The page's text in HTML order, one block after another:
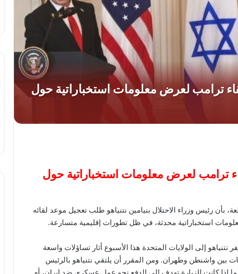
ترامب لعرض معلومات استخباراتية حول
بأن رئيس وزراء الاحتلال بنيامين نتنياهو طلب تعجيل موعد لقائه
استخباراتية محدثة، في ظل تطورات إقليمية متسارعة.
إلى الولايات المتحدة هذا الأسبوع أثار تساؤلات واسعة
واشنطن وطهران. ومن المقرر أن يلتقي نتنياهو بالرئيس